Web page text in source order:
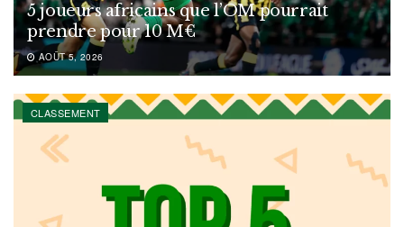
5 joueurs africains que l’OM pourrait
prendre pour 10 M€
AOÛT 5, 2026
CLASSEMENT